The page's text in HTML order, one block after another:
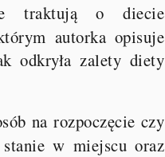
traktują o diecie
autorka opisuje
odkryła zalety diety
na rozpoczęcie czy
w miejscu oraz